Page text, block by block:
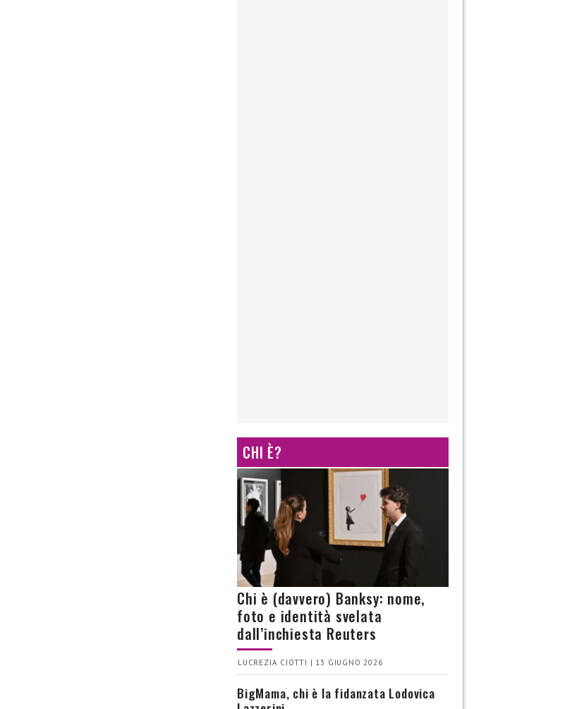
CHI È?
Chi è (davvero) Banksy: nome,
foto e identità svelata
dall’inchiesta Reuters
LUCREZIA CIOTTI | 13 GIUGNO 2026
BigMama, chi è la fidanzata Lodovica